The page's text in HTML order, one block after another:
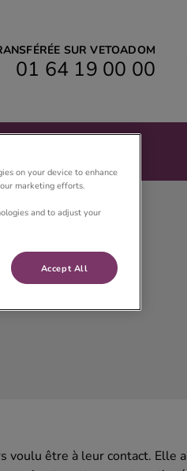
SUR VETOADOM
01 64 19 00 00
voulu être à leur contact. Elle a
on your device to enhance
marketing efforts.
and to adjust your
Accept All